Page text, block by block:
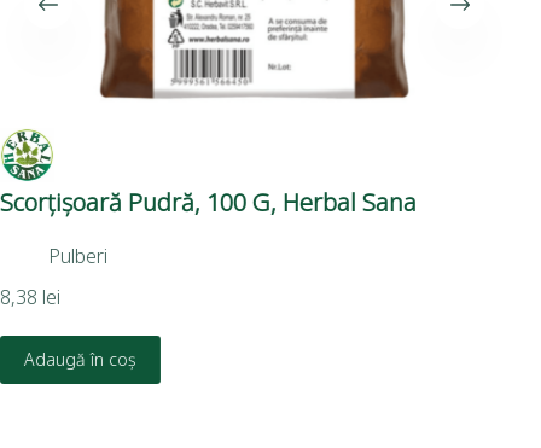
Scorțișoară Pudră, 100 G, Herbal Sana
Pulberi
8,38 lei
Adaugă în coș